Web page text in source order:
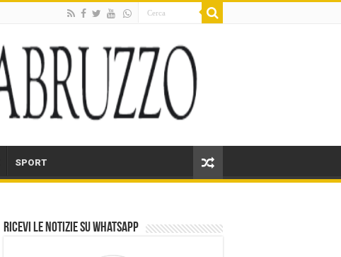
SPORT
Ricevi le notizie su Whatsapp